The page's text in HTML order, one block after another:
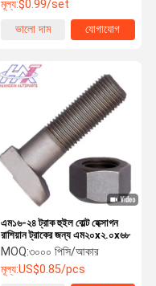
মূল্য:$0.99/set
ভালো দাম
যোগাযোগ
এম১৬-২৪ ট্রাক হুইল বোল্ট হেক্সাগন
রাশিয়ান ট্রাকের জন্য এম২০x২.০x৬৮
MOQ:৩০০০ পিসি/আকার
মূল্য:US$0.85/pcs